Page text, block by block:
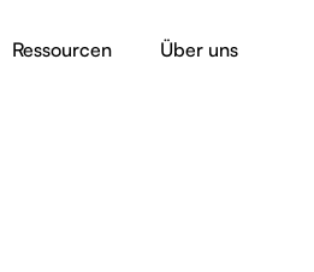
Ressourcen Über uns